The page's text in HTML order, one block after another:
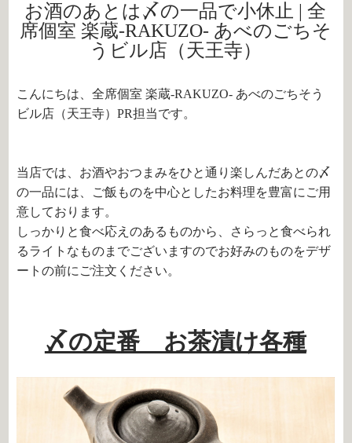
お酒のあとは〆の一品で小休止 | 全
席個室 楽蔵‐RAKUZO‐ あべのごちそ
うビル店（天王寺）
こんにちは、全席個室 楽蔵‐RAKUZO‐ あべのごちそう
ビル店（天王寺）PR担当です。
当店では、お酒やおつまみをひと通り楽しんだあとの〆
の一品には、ご飯ものを中心としたお料理を豊富にご用
意しております。
しっかりと食べ応えのあるものから、さらっと食べられ
るライトなものまでございますのでお好みのものをデザ
ートの前にご注文ください。
〆の定番 お茶漬け各種